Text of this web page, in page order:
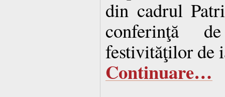
din cadrul
conferinţă
festivităţilor de
Continuare…